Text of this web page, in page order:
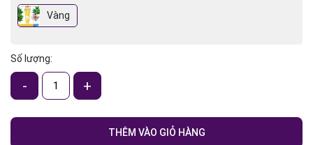
Vàng
Số lượng:
- +
THÊM VÀO GIỎ HÀNG